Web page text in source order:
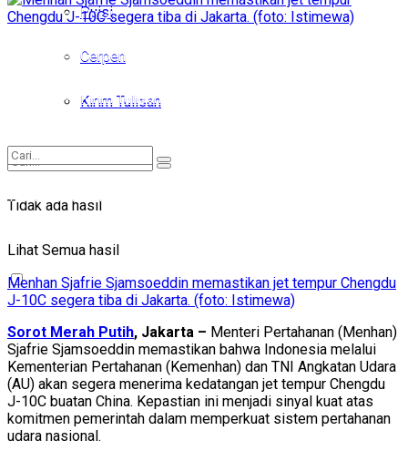
Puisi
Cerpen
Kirim Tulisan
Tidak ada hasil
Lihat Semua hasil
Puisi
Cerpen
Kirim Tulisan
Tidak ada hasil
Menhan Sjafrie Sjamsoeddin memastikan jet tempur Chengdu
J-10C segera tiba di Jakarta. (foto: Istimewa)
Sorot Merah Putih, Jakarta – Menteri Pertahanan (Menhan)
Sjafrie Sjamsoeddin memastikan bahwa Indonesia melalui
Kementerian Pertahanan (Kemenhan) dan TNI Angkatan Udara
(AU) akan segera menerima kedatangan jet tempur Chengdu
J-10C buatan China. Kepastian ini menjadi sinyal kuat atas
komitmen pemerintah dalam memperkuat sistem pertahanan
udara nasional.